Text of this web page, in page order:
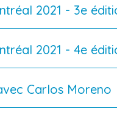
2021 - 3e
2021 - 4e
Carlos Moreno